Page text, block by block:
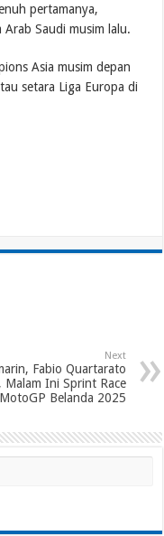
pertamanya,
Saudi musim lalu.
Asia musim depan
setara Liga Europa di
Next
Fabio Quartarato
Malam Ini Sprint Race
Belanda 2025